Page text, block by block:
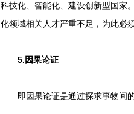
科技化、智能化、建设创新型国家
化领域相关人才严重不足，为此必
5.因果论证
即因果论证是通过探求事物间的